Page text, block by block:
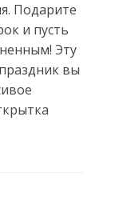
Подарите
и пусть
Эту
вы